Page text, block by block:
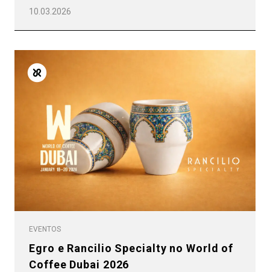
10.03.2026
EVENTOS
Egro e Rancilio Specialty no World of
Coffee Dubai 2026
Produtos
Notícias
Mais